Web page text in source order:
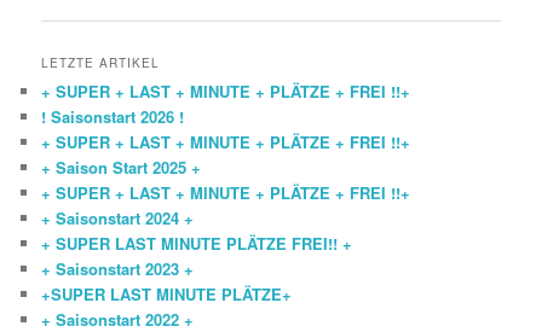
LETZTE ARTIKEL
+ SUPER + LAST + MINUTE + PLÄTZE + FREI !!+
! Saisonstart 2026 !
+ SUPER + LAST + MINUTE + PLÄTZE + FREI !!+
+ Saison Start 2025 +
+ SUPER + LAST + MINUTE + PLÄTZE + FREI !!+
+ Saisonstart 2024 +
+ SUPER LAST MINUTE PLÄTZE FREI!! +
+ Saisonstart 2023 +
+SUPER LAST MINUTE PLÄTZE+
+ Saisonstart 2022 +